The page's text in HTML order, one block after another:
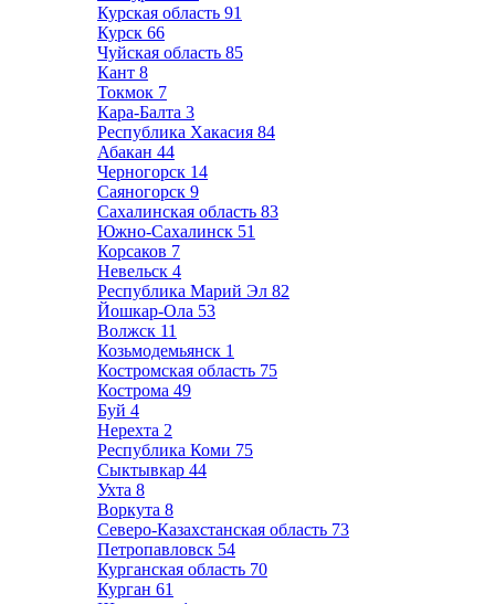
Курская область 91
Курск 66
Чуйская область 85
Кант 8
Токмок 7
Кара-Балта 3
Республика Хакасия 84
Абакан 44
Черногорск 14
Саяногорск 9
Сахалинская область 83
Южно-Сахалинск 51
Корсаков 7
Невельск 4
Республика Марий Эл 82
Йошкар-Ола 53
Волжск 11
Козьмодемьянск 1
Костромская область 75
Кострома 49
Буй 4
Нерехта 2
Республика Коми 75
Сыктывкар 44
Ухта 8
Воркута 8
Северо-Казахстанская область 73
Петропавловск 54
Курганская область 70
Курган 61